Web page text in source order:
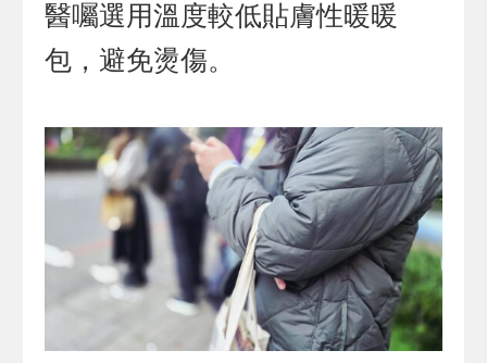
醫囑選用溫度較低貼膚性暖暖
包，避免燙傷。